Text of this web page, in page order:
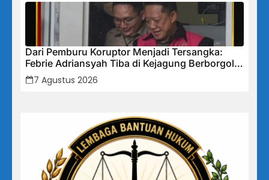
Dari Pemburu Koruptor Menjadi Tersangka:
Febrie Adriansyah Tiba di Kejagung Berborgol,
Bawa Map Biru dan Senyum Penuh Teka-teki
7 Agustus 2026